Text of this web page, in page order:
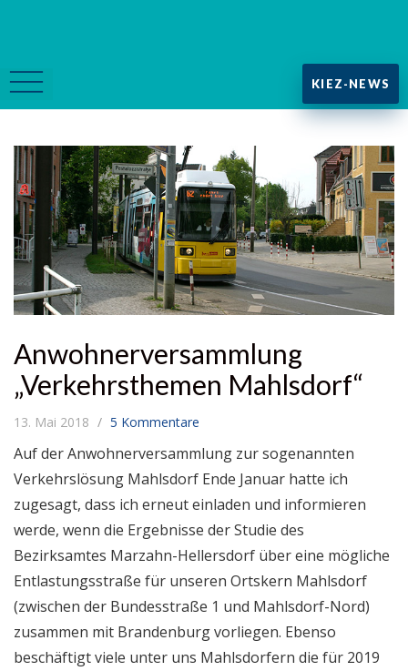
KIEZ-NEWS
Anwohnerversammlung
„Verkehrsthemen Mahlsdorf“
13. Mai 2018 5 Kommentare
Auf der Anwohnerversammlung zur sogenannten
Verkehrslösung Mahlsdorf Ende Januar hatte ich
zugesagt, dass ich erneut einladen und informieren
werde, wenn die Ergebnisse der Studie des
Bezirksamtes Marzahn-Hellersdorf über eine mögliche
Entlastungsstraße für unseren Ortskern Mahlsdorf
(zwischen der Bundesstraße 1 und Mahlsdorf-Nord)
zusammen mit Brandenburg vorliegen. Ebenso
beschäftigt viele unter uns Mahlsdorfern die für 2019